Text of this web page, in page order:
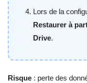
Lors de la
Restaurer à
Drive.
Risque : perte des